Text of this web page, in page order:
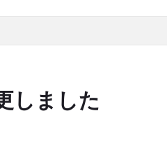
しました